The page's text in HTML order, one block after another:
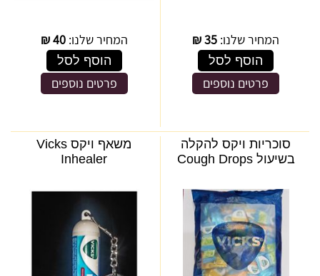
המחיר שלנו: 35
₪
הוסף לסל
פרטים נוספים
המחיר שלנו:40
₪
הוסף לסל
פרטים נוספים
סוכריות ויקס להקלה
בשיעול Cough Drops
משאף ויקס Vicks
Inhealer